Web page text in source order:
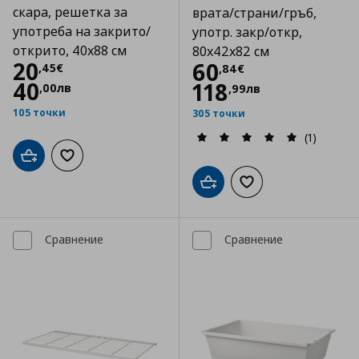
скара, решетка за
употреба на закрито/
открито, 40x88 см
20,45€
Цена
40,00лв
105 точки
Добави в кошницата
Добави към списъка с любими
врата/страни/гръб,
употр. закр/откр,
80x42x82 см
60,84€
Цена
118,99лв
305 точки
(1)
Добави в кошницата
Добави към
Сравнение Сравнение